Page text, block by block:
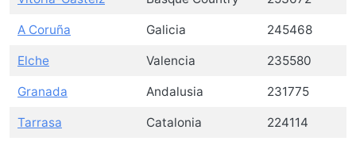
A Coruña Galicia 245468
Elche Valencia 235580
Granada Andalusia 231775
Tarrasa Catalonia 224114